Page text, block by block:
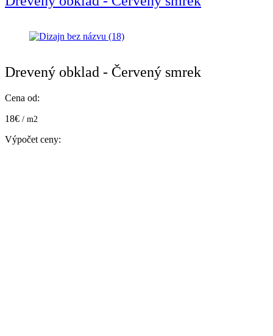
Drevený obklad - Červený smrek
Cena od:
18€ / m2
Výpočet ceny: